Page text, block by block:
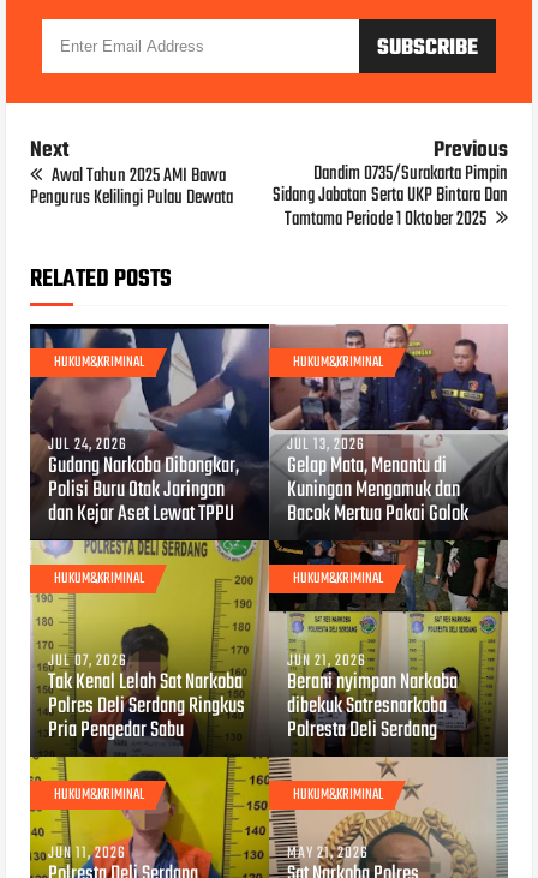
Next
Awal Tahun 2025 AMI Bawa
Pengurus Kelilingi Pulau Dewata
Previous
Dandim 0735/Surakarta Pimpin
Sidang Jabatan Serta UKP Bintara Dan
Tamtama Periode 1 Oktober 2025
RELATED POSTS
HUKUM&KRIMINAL
JUL 24, 2026
Gudang Narkoba Dibongkar,
Polisi Buru Otak Jaringan
dan Kejar Aset Lewat TPPU
HUKUM&KRIMINAL
JUL 13, 2026
Gelap Mata, Menantu di
Kuningan Mengamuk dan
Bacok Mertua Pakai Golok
HUKUM&KRIMINAL
JUL 07, 2026
Tak Kenal Lelah Sat Narkoba
Polres Deli Serdang Ringkus
Pria Pengedar Sabu
HUKUM&KRIMINAL
JUN 21, 2026
Berani nyimpan Narkoba
dibekuk Satresnarkoba
Polresta Deli Serdang
HUKUM&KRIMINAL
JUN 11, 2026
HUKUM&KRIMINAL
MAY 21, 2026